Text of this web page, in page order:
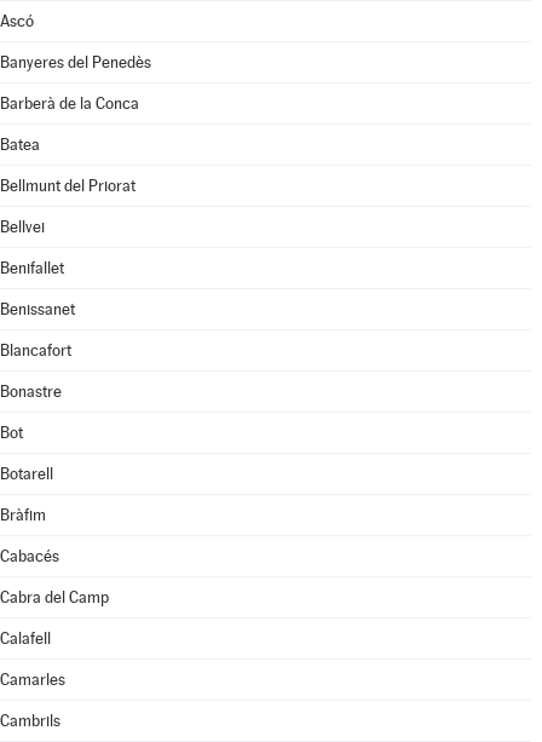
Ascó
Banyeres del Penedès
Barberà de la Conca
Batea
Bellmunt del Priorat
Bellvei
Benifallet
Benissanet
Blancafort
Bonastre
Bot
Botarell
Bràfim
Cabacés
Cabra del Camp
Calafell
Camarles
Cambrils